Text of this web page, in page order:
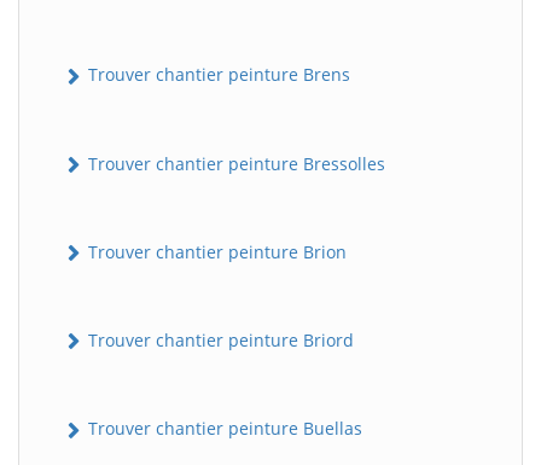
Trouver chantier peinture Brens
Trouver chantier peinture Bressolles
Trouver chantier peinture Brion
Trouver chantier peinture Briord
Trouver chantier peinture Buellas